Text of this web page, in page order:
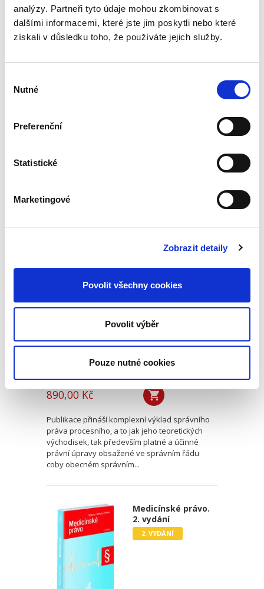
analýzy. Partneři tyto údaje mohou zkombinovat s
dalšími informacemi, které jste jim poskytli nebo které
získali v důsledku toho, že používáte jejich služby.
souhlasu
Nutné
Preferenční
Statistické
Marketingové
Zobrazit detaily
Povolit všechny cookies
Povolit výběr
Pouze nutné cookies
Tabulky a
schémata z obecné
části trestního
vydání
Jiří Říha
zpracováním navazuje na texty učebnic obecné
890,00 Kč
Publikace přináší komplexní výklad správního
práva procesního, a to jak jeho teoretických
východisek, tak především platné a účinné
právní úpravy obsažené ve správním řádu
coby obecném správním...
Medicínské právo.
2. vydání
2. VYDÁNÍ